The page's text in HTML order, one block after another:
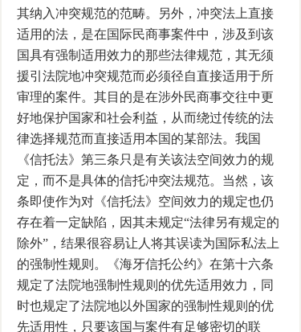
其纳入冲突规范的范畴。另外，冲突法上直接
适用的法，是在国际民商事案件中，涉及到该
国具有强制适用效力的那些法律规范，其无须
援引法院地冲突规范而必须径自直接适用于所
审理的案件。其目的是在涉外民商事交往中更
好地保护国家和社会利益，从而绕过传统的法
律选择规范而直接适用本国的某部法。我国
《信托法》第三条只是有关该法空间效力的规
定，而不是具体的信托冲突法规范。当然，该
条即使作为对《信托法》空间效力的规定也仍
存在着一定缺陷，因其未规定“法律另有规定的
除外”，结果很容易让人将其误读为国际私法上
的强制性规则。《海牙信托公约》在第十六条
规定了法院地强制性规则的优先适用效力，同
时也规定了法院地以外国家的强制性规则的优
先适用性，只要该国与案件有足够密切的联